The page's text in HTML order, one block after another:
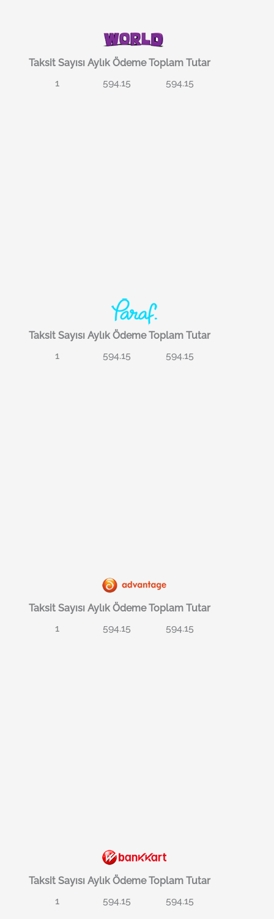
Taksit Sayısı Aylık Ödeme Toplam Tutar
1
594.15 594.15
Taksit Sayısı Aylık Ödeme Toplam Tutar
1
594.15 594.15
Taksit Sayısı Aylık Ödeme Toplam Tutar
1
594.15 594.15
Taksit Sayısı Aylık Ödeme Toplam Tutar
1
594.15 594.15